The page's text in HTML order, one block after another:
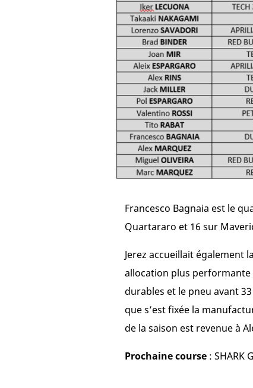
Francesco Bagnaia est le
Quartararo et 16 sur
Jerez accueillait également
allocation plus performante
durables et le pneu avant
que s’est fixée la
de la saison est revenue à
Prochaine course: SHARK